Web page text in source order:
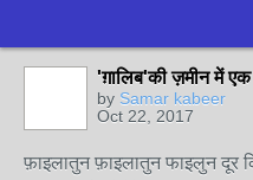
'ग़ालिब'की ज़मीन में
by Samar kabeer
Oct 22, 2017
फ़ाइलातुन फ़ाइलातुन फाइलुन दूर